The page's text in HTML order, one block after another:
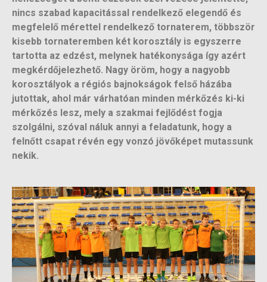
nincs szabad kapacitással rendelkező elegendő és
megfelelő mérettel rendelkező tornaterem, többször
kisebb tornateremben két korosztály is egyszerre
tartotta az edzést, melynek hatékonysága így azért
megkérdőjelezhető. Nagy öröm, hogy a nagyobb
korosztályok a régiós bajnokságok felső házába
jutottak, ahol már várhatóan minden mérkőzés ki-ki
mérkőzés lesz, mely a szakmai fejlődést fogja
szolgálni, szóval náluk annyi a feladatunk, hogy a
felnőtt csapat révén egy vonzó jövőképet mutassunk
nekik.